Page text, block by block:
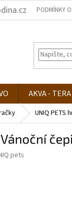
PODMÍNKY
AKVA - TERA
UNIQ PETS
pets